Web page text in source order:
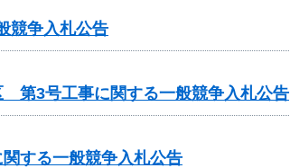
競争入札公告
第3号工事に関する一般競争入札公告
する一般競争入札公告